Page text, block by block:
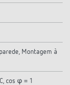
Montagem à
cos φ = 1